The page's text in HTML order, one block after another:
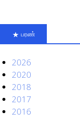
பரண்
2026
2020
2018
2017
2016